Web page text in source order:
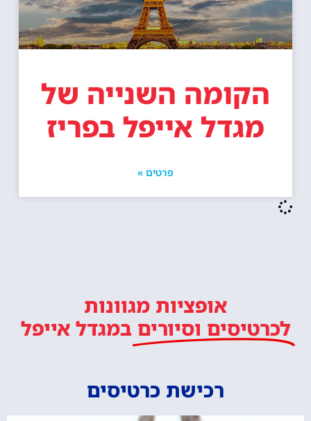
הקומה השנייה של
מגדל אייפל בפריז
פרטים »
אופציות מגוונות
לכרטיסים וסיורים במגדל אייפל
רכישת כרטיסים